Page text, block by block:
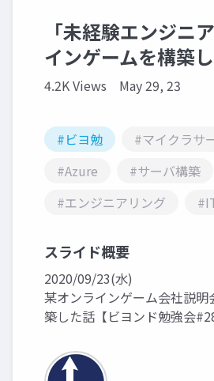
「未経験エンジニ
インゲームを構築し
4.2K Views May 29, 23
#ビヨ勉
#マイクラサ
#Azure
#サーバ構築
#エンジニアリング
スライド概要
2020/09/23(水)
某オンラインゲーム会社説明
築した話【ビヨンド勉強会#28